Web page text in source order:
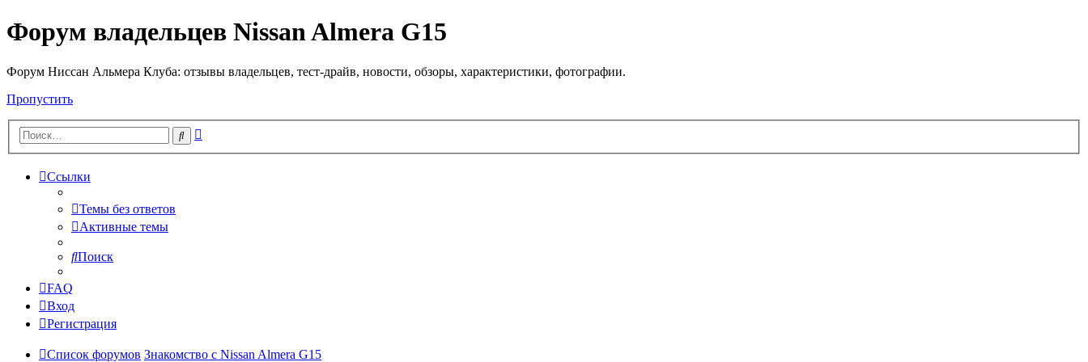
Форум владельцев Nissan Almera G15
Форум Ниссан Альмера Клуба: отзывы владельцев, тест-драйв, новости, обзоры, характеристики, фотографии.
Пропустить
Поиск
Ссылки
Темы без ответов
Активные темы
Поиск
FAQ
Вход
Регистрация
Список форумов Знакомство с Nissan Almera G15